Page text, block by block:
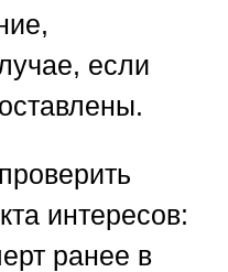
если
интересов:
ранее в